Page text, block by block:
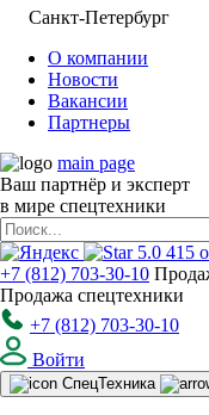
Санкт-Петербург
О компании
Новости
Вакансии
Партнеры
main page
Ваш партнёр и эксперт
в мире спецтехники
5.0 415
+7 (812) 703-30-10
Продажа спецтехники
+7 (812) 703-30-10
Войти
СпецТехника